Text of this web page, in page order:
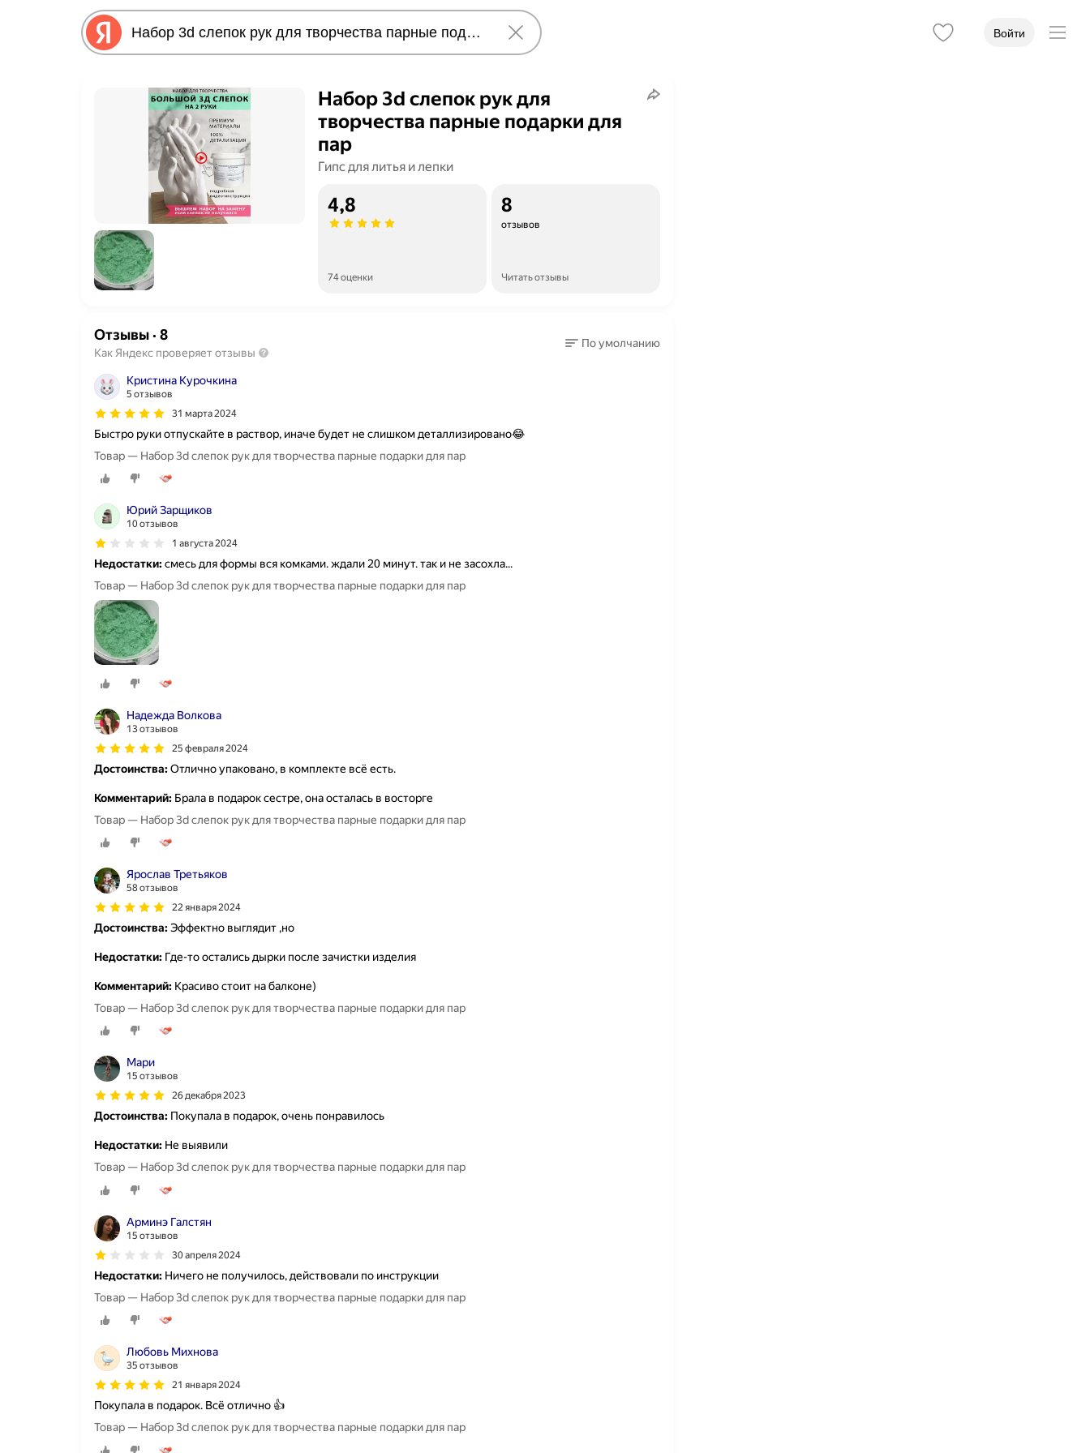
Войти
Набор 3d слепок рук для
творчества парные подарки для
пар
Гипс для литья и лепки
4,8
74 оценки
8
отзывов
Читать отзывы
Отзывы· 8
Как Яндекс проверяет отзывы
По умолчанию
Кристина Курочкина
5 отзывов
31 марта 2024
Быстро руки отпускайте в раствор, иначе будет не слишком деталлизировано😂
Товар — Набор 3d слепок рук для творчества парные подарки для пар
Юрий Зарщиков
10 отзывов
1 августа 2024
Недостатки:смесь для формы вся комками. ждали 20 минут. так и не засохла...
Товар — Набор 3d слепок рук для творчества парные подарки для пар
Надежда Волкова
13 отзывов
25 февраля 2024
Достоинства:Отлично упаковано, в комплекте всё есть.
Комментарий: Брала в подарок сестре, она осталась в восторге
Товар — Набор 3d слепок рук для творчества парные подарки для пар
Ярослав Третьяков
58 отзывов
22 января 2024
Достоинства:Эффектно выглядит ,но
Недостатки: Где-то остались дырки после зачистки изделия
Комментарий: Красиво стоит на балконе)
Товар — Набор 3d слепок рук для творчества парные подарки для пар
Мари
15 отзывов
26 декабря 2023
Достоинства: Покупала в подарок, очень понравилось
Недостатки: Не выявили
Товар — Набор 3d слепок рук для творчества парные подарки для пар
Арминэ Галстян
15 отзывов
30 апреля 2024
Недостатки: Ничего не получилось, действовали по инструкции
Товар — Набор 3d слепок рук для творчества парные подарки для пар
Любовь Михнова
35 отзывов
21 января 2024
Покупала в подарок. Всё отлично 👍
Товар — Набор 3d слепок рук для творчества парные подарки для пар